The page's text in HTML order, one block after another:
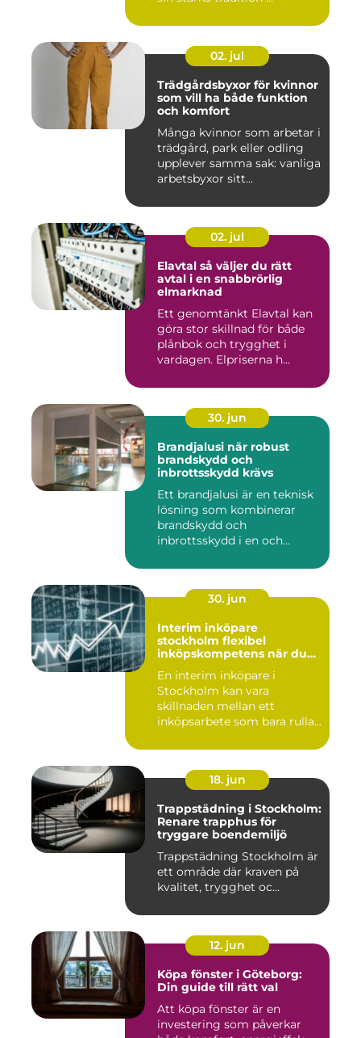
02. jul
Trädgårdsbyxor för kvinnor
som vill ha både funktion
och komfort
Många kvinnor som arbetar i
trädgård, park eller odling
upplever samma sak: vanliga
arbetsbyxor sitt...
02. jul
Elavtal så väljer du rätt
avtal i en snabbrörlig
elmarknad
Ett genomtänkt Elavtal kan
göra stor skillnad för både
plånbok och trygghet i
vardagen. Elpriserna h...
30. jun
Brandjalusi när robust
brandskydd och
inbrottsskydd krävs
Ett brandjalusi är en teknisk
lösning som kombinerar
brandskydd och
inbrottsskydd i en och
30. jun
Interim inköpare
stockholm flexibel
inköpskompetens när du
En interim inköpare i
Stockholm kan vara
skillnaden mellan ett
inköpsarbete som bara rullar
18. jun
Trappstädning i Stockholm:
Renare trapphus för
tryggare boendemiljö
Trappstädning Stockholm är
ett område där kraven på
kvalitet, trygghet oc...
12. jun
Köpa fönster i Göteborg:
Din guide till rätt val
Att köpa fönster är en
investering som påverkar